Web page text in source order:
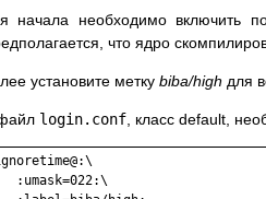
начала необходимо включить
что ядро
установите метку biba/high для
login.conf , класс default,
:umask=022:\